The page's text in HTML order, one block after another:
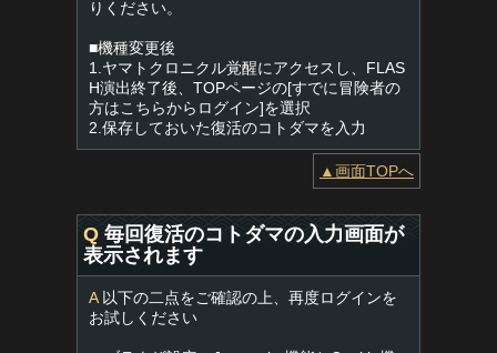
りください。
■機種変更後
1.ヤマトクロニクル覚醒にアクセスし、FLAS
H演出終了後、TOPページの[すでに冒険者の
方はこちらからログイン]を選択
2.保存しておいた復活のコトダマを入力
▲画面TOPへ
Q 毎回復活のコトダマの入力画面が
表示されます
A以下の二点をご確認の上、再度ログインを
お試しください